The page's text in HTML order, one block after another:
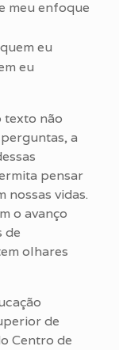
meu enfoque
eu
eu
texto não
a
pensar
nossas vidas.
o avanço
de
olhares
de
Centro de